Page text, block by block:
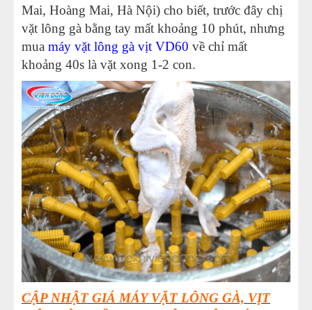
Mai, Hoàng Mai, Hà Nội) cho biết, trước đây chị
vặt lông gà bằng tay mất khoảng 10 phút, nhưng
mua máy vặt lông gà vịt VD60 về chỉ mất
khoảng 40s là vặt xong 1-2 con.
CẬP NHẬT GIÁ MÁY VẶT LÔNG GÀ, VỊT